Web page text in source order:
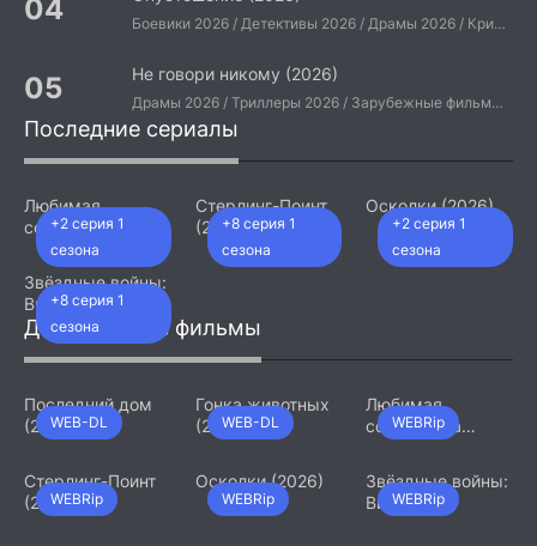
Боевики 2026 / Детективы 2026 / Драмы 2026 / Криминальные фильмы 2026 / Триллеры 2026 / Зарубежные фильмы 2026 / Американские фильмы / Фильмы 2026
Не говори никому (2026)
Драмы 2026 / Триллеры 2026 / Зарубежные фильмы 2026 / Американские фильмы / Фильмы 2026
Последние сериалы
+2 серия 1
сезона
Любимая
сотрудница
(2026)
+8 серия 1
сезона
Стерлинг-Поинт
(2026)
+2 серия 1
сезона
Осколки (2026)
+8 серия 1
сезона
Звёздные войны:
Видения.
Девятый джедай
(2026)
Добавленные фильмы
WEB-DL
Последний дом
(2026)
WEB-DL
Гонка животных
(2026)
WEBRip
Любимая
сотрудница
WEBRip
Стерлинг-Поинт
(2026)
WEBRip
Осколки (2026)
WEBRip
Звёздные войны:
Видения.